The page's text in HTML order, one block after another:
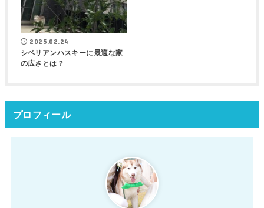
2025.02.24
シベリアンハスキーに最適な家
の広さとは？
プロフィール